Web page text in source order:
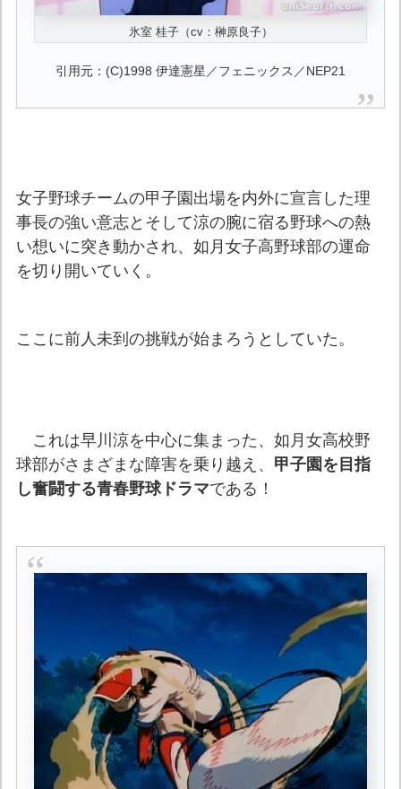
氷室 桂子（cv：榊原良子）
引用元：(C)1998 伊達憲星／フェニックス／NEP21
女子野球チームの甲子園出場を内外に宣言した理
事長の強い意志とそして涼の腕に宿る野球への熱
い想いに突き動かされ、如月女子高野球部の運命
を切り開いていく。
ここに前人未到の挑戦が始まろうとしていた。
これは早川涼を中心に集まった、如月女高校野
球部がさまざまな障害を乗り越え、 甲子園を目指
し奮闘する青春野球ドラマである！